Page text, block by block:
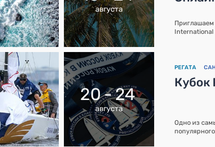
августа
International
20 - 24
августа
РЕГАТА
Кубок
Одно из